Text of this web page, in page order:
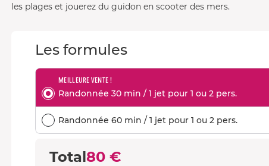
les plages et jouerez du guidon en scooter des mers.
Les formules
MEILLEURE VENTE !
Randonnée 30 min / 1 jet pour 1 ou 2 pers.
Randonnée 60 min / 1 jet pour 1 ou 2 pers.
Total80 €